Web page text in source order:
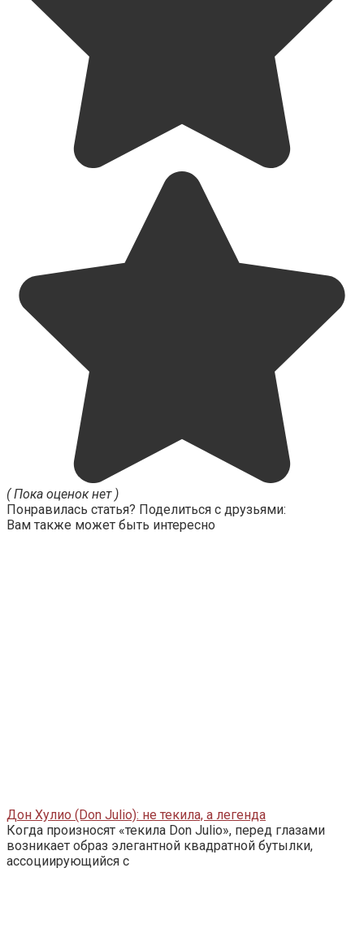
( Пока оценок нет )
Понравилась статья? Поделиться с друзьями:
Вам также может быть интересно
Дон Хулио (Don Julio): не текила, а легенда
Когда произносят «текила Don Julio», перед глазами
возникает образ элегантной квадратной бутылки,
ассоциирующийся с